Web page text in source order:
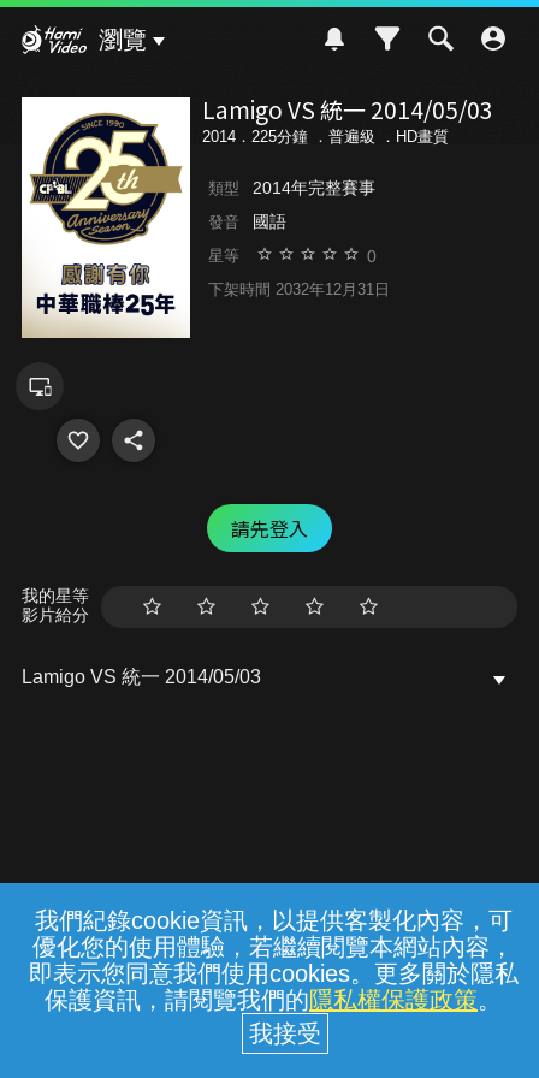
我們紀錄cookie資訊，以提供客製化內容，可
優化您的使用體驗，若繼續閱覽本網站內容，
即表示您同意我們使用cookies。更多關於隱私
保護資訊，請閱覽我們的隱私權保護政策。
瀏覽
Lamigo VS 統一 2014/05/03
2014．225分鐘 ． 普遍級 ．HD畫質
類型 2014年完整賽事
發音 國語
星等 0
下架時間 2032年12月31日
請先登入
我的星等
影片給分
Lamigo VS 統一 2014/05/03
常見問題 線上客服 服務條款 隱私權保護
中華電信股份有限公司個人家庭分公司
(統一編號：96979949) © 2026
{{notifyMsg}}